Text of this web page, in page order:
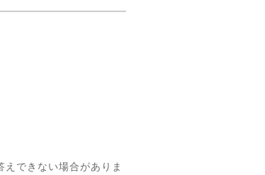
できない場合がありま